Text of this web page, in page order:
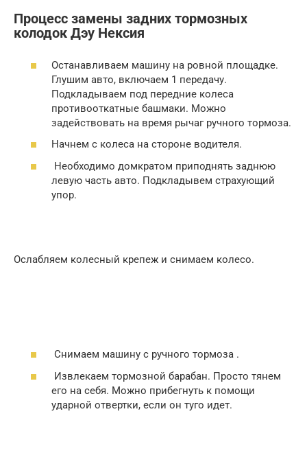
Процесс замены задних тормозных
колодок Дэу Нексия
Останавливаем машину на ровной площадке.
Глушим авто, включаем 1 передачу.
Подкладываем под передние колеса
противооткатные башмаки. Можно
задействовать на время рычаг ручного тормоза.
Начнем с колеса на стороне водителя.
Необходимо домкратом приподнять заднюю
левую часть авто. Подкладывем страхующий
упор.
Ослабляем колесный крепеж и снимаем колесо.
Снимаем машину с ручного тормоза .
Извлекаем тормозной барабан. Просто тянем
его на себя. Можно прибегнуть к помощи
ударной отвертки, если он туго идет.